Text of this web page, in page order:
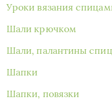
Уроки вязания
Шали крючком
Шали, палантины
Шапки
Шапки, повязки